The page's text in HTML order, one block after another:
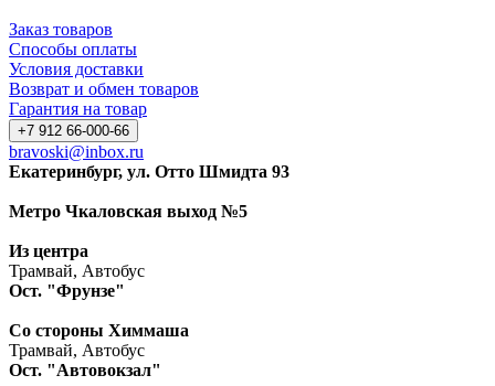
Заказ товаров
Способы оплаты
Условия доставки
Возврат и обмен товаров
Гарантия на товар
+7 912 66-000-66
bravoski@inbox.ru
Екатеринбург, ул. Отто Шмидта 93
Метро Чкаловская выход №5
Из центра
Трамвай, Автобус
Ост. "Фрунзе"
Со стороны Химмаша
Трамвай, Автобус
Ост. "Автовокзал"